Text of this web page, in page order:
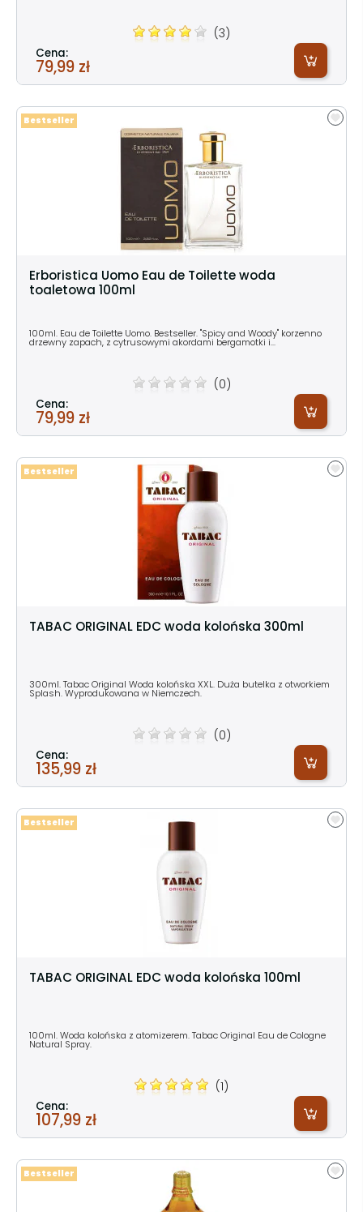
(3)
Cena:
79,99 zł
Erboristica Uomo Eau de Toilette woda
toaletowa 100ml
100ml. Eau de Toilette Uomo. Bestseller. "Spicy and Woody" korzenno
drzewny zapach, z cytrusowymi akordami bergamotki i...
(0)
Cena:
79,99 zł
Bestseller
TABAC ORIGINAL EDC woda kolońska 300ml
300ml. Tabac Original Woda kolońska XXL. Duża butelka z otworkiem
Splash. Wyprodukowana w Niemczech.
(0)
Cena:
135,99 zł
Bestseller
TABAC ORIGINAL EDC woda kolońska 100ml
100ml. Woda kolońska z atomizerem. Tabac Original Eau de Cologne
Natural Spray.
(1)
Cena:
107,99 zł
Bestseller
Bestseller